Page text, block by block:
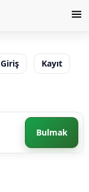
Giriş Kayıt
Bulmak